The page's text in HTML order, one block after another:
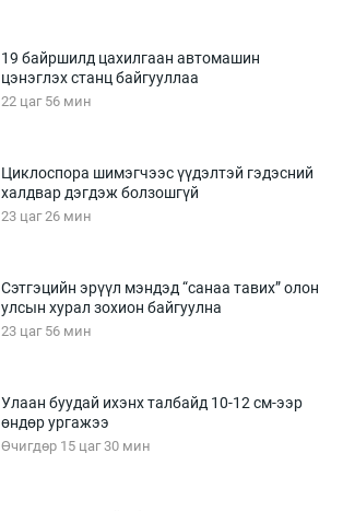
19 байршилд цахилгаан автомашин
цэнэглэх станц байгууллаа
22 цаг 56 мин
Циклоспора шимэгчээс үүдэлтэй гэдэсний
халдвар дэгдэж болзошгүй
23 цаг 26 мин
Сэтгэцийн эрүүл мэндэд “санаа тавих” олон
улсын хурал зохион байгуулна
23 цаг 56 мин
Улаан буудай ихэнх талбайд 10-12 см-ээр
өндөр ургажээ
Өчигдөр 15 цаг 30 мин